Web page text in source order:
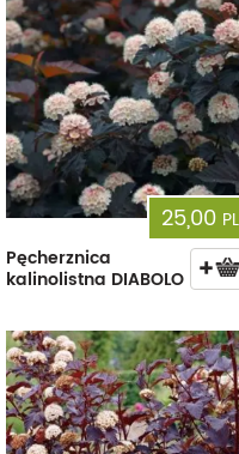
25,00
Pęcherznica
kalinolistna DIABOLO